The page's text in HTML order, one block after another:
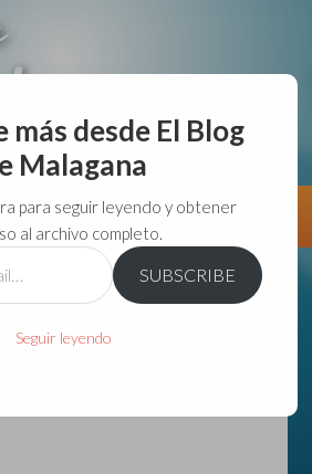
haga de malas lo hago....
Directorio VivirGuadalajara
más desde El Blog
Malagana
para seguir leyendo y obtener
al archivo completo.
SUBSCRIBE
Seguir leyendo